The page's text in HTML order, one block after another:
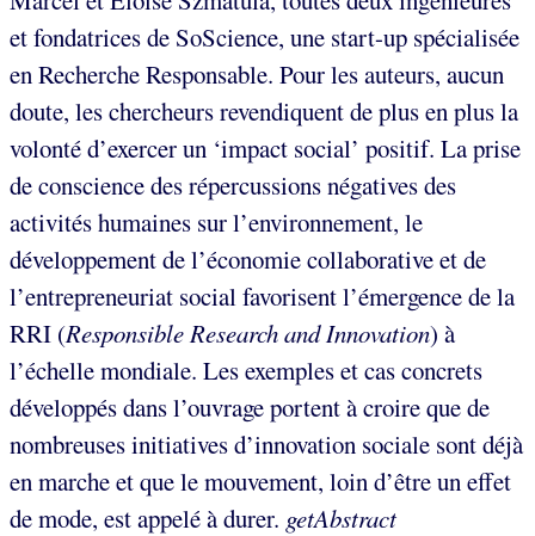
et fondatrices de SoScience, une start-up spécialisée
en Recherche Responsable. Pour les auteurs, aucun
doute, les chercheurs revendiquent de plus en plus la
volonté d’exercer un ‘impact social’ positif. La prise
de conscience des répercussions négatives des
activités humaines sur l’environnement, le
développement de l’économie collaborative et de
l’entrepreneuriat social favorisent l’émergence de la
RRI (Responsible Research and Innovation) à
l’échelle mondiale. Les exemples et cas concrets
développés dans l’ouvrage portent à croire que de
nombreuses initiatives d’innovation sociale sont déjà
en marche et que le mouvement, loin d’être un effet
de mode, est appelé à durer. getAbstract